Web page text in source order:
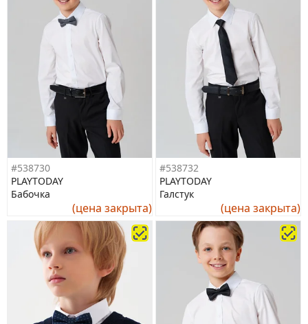
#538730
PLAYTODAY
Бабочка
(цена закрыта)
#538732
PLAYTODAY
Галстук
(цена закрыта)